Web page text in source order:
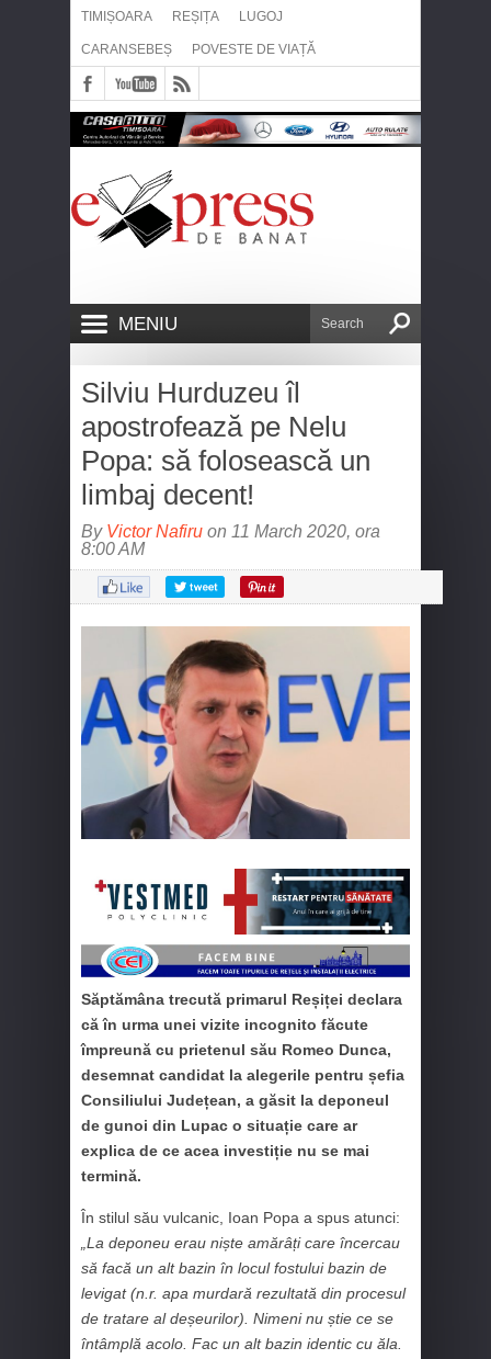
TIMIȘOARA REȘIȚA LUGOJ
CARANSEBEȘ POVESTE DE VIAȚĂ
MENIU
Silviu Hurduzeu îl
apostrofează pe Nelu
Popa: să folosească un
limbaj decent!
By Victor Nafiru on 11 March 2020, ora
8:00 AM
Săptămâna trecută primarul Reșiței declara
că în urma unei vizite incognito făcute
împreună cu prietenul său Romeo Dunca,
desemnat candidat la alegerile pentru șefia
Consiliului Județean, a găsit la deponeul
de gunoi din Lupac o situație care ar
explica de ce acea investiție nu se mai
termină.
În stilul său vulcanic, Ioan Popa a spus atunci:
„La deponeu erau niște amărâți care încercau
să facă un alt bazin în locul fostului bazin de
levigat (n.r. apa murdară rezultată din procesul
de tratare al deșeurilor). Nimeni nu știe ce se
întâmplă acolo. Fac un alt bazin identic cu ăla.